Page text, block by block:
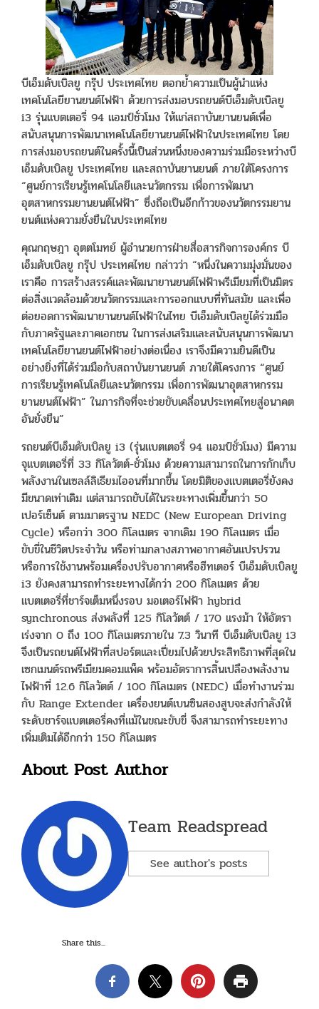
บีเอ็มดับเบิลยู กรุ๊ป ประเทศไทย ตอกย้ำความเป็นผู้นำแห่ง
เทคโนโลยียานยนต์ไฟฟ้า ด้วยการส่งมอบรถยนต์บีเอ็มดับเบิลยู
i3 รุ่นแบตเตอรี่ 94 แอมป์ชั่วโมง ให้แก่สถาบันยานยนต์เพื่อ
สนับสนุนการพัฒนาเทคโนโลยียานยนต์ไฟฟ้าในประเทศไทย โดย
การส่งมอบรถยนต์ในครั้งนี้เป็นส่วนหนึ่งของความร่วมมือระหว่างบี
เอ็มดับเบิลยู ประเทศไทย และสถาบันยานยนต์ ภายใต้โครงการ
“ศูนย์การเรียนรู้เทคโนโลยีและนวัตกรรม เพื่อการพัฒนา
อุตสาหกรรมยานยนต์ไฟฟ้า” ซึ่งถือเป็นอีกก้าวของนวัตกรรมยาน
ยนต์แห่งความยั่งยืนในประเทศไทย
คุณกฤษฎา อุตตโมทย์ ผู้อำนวยการฝ่ายสื่อสารกิจการองค์กร บี
เอ็มดับเบิลยู กรุ๊ป ประเทศไทย กล่าวว่า “หนึ่งในความมุ่งมั่นของ
เราคือ การสร้างสรรค์และพัฒนายานยนต์ไฟฟ้าพรีเมียมที่เป็นมิตร
ต่อสิ่งแวดล้อมด้วยนวัตกรรมและการออกแบบที่ทันสมัย และเพื่อ
ต่อยอดการพัฒนายานยนต์ไฟฟ้าในไทย บีเอ็มดับเบิลยูได้ร่วมมือ
กับภาครัฐและภาคเอกชน ในการส่งเสริมและสนับสนุนการพัฒนา
เทคโนโลยียานยนต์ไฟฟ้าอย่างต่อเนื่อง เราจึงมีความยินดีเป็น
อย่างยิ่งที่ได้ร่วมมือกับสถาบันยานยนต์ ภายใต้โครงการ “ศูนย์
การเรียนรู้เทคโนโลยีและนวัตกรรม เพื่อการพัฒนาอุตสาหกรรม
ยานยนต์ไฟฟ้า” ในภารกิจที่จะช่วยขับเคลื่อนประเทศไทยสู่อนาคต
อันยั่งยืน”
รถยนต์บีเอ็มดับเบิลยู i3 (รุ่นแบตเตอรี่ 94 แอมป์ชั่วโมง) มีความ
จุแบตเตอรี่ที่ 33 กิโลวัตต์-ชั่วโมง ด้วยความสามารถในการกักเก็บ
พลังงานในเซลล์ลิเธียมไออนที่มากขึ้น โดยมิติของแบตเตอรี่ยังคง
มีขนาดเท่าเดิม แต่สามารถขับได้ในระยะทางเพิ่มขึ้นกว่า 50
เปอร์เซ็นต์ ตามมาตรฐาน NEDC (New European Driving
Cycle) หรือกว่า 300 กิโลเมตร จากเดิม 190 กิโลเมตร เมื่อ
ขับขี่ในชีวิตประจำวัน หรือท่ามกลางสภาพอากาศอันแปรปรวน
หรือการใช้งานพร้อมเครื่องปรับอากาศหรือฮีทเตอร์ บีเอ็มดับเบิลยู
i3 ยังคงสามารถทำระยะทางได้กว่า 200 กิโลเมตร ด้วย
แบตเตอรี่ที่ชาร์จเต็มหนึ่งรอบ มอเตอร์ไฟฟ้า hybrid
synchronous ส่งพลังที่ 125 กิโลวัตต์ / 170 แรงม้า ให้อัตรา
เร่งจาก 0 ถึง 100 กิโลเมตรภายใน 7.3 วินาที บีเอ็มดับเบิลยู i3
จึงเป็นรถยนต์ไฟฟ้าที่สปอร์ตและเปี่ยมไปด้วยประสิทธิภาพที่สุดใน
เซกเมนต์รถพรีเมียมคอมแพ็ค พร้อมอัตราการสิ้นเปลืองพลังงาน
ไฟฟ้าที่ 12.6 กิโลวัตต์ / 100 กิโลเมตร (NEDC) เมื่อทำงานร่วม
กับ Range Extender เครื่องยนต์เบนซินสองสูบจะส่งกำลังให้
ระดับชาร์จแบตเตอรี่คงที่แม้ในขณะขับขี่ จึงสามารถทำระยะทาง
เพิ่มเติมได้อีกกว่า 150 กิโลเมตร
About Post Author
Team Readspread
See author's posts
Share this...